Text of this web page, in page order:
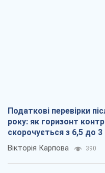
Податкові перевірки
року: як горизонт
скорочується з 6,5 до 3
Вікторія Карпова 390